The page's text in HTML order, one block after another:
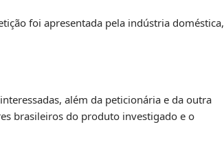
foi apresentada pela indústria doméstica,
além da peticionária e da outra
brasileiros do produto investigado e o